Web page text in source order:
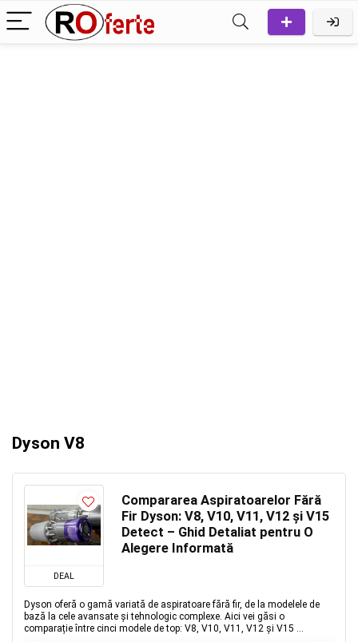
Dyson V8
DEAL
Compararea Aspiratoarelor Fără
Fir Dyson: V8, V10, V11, V12 și V15
Detect – Ghid Detaliat pentru O
Alegere Informată
Dyson oferă o gamă variată de aspiratoare fără fir, de la modelele de
bază la cele avansate și tehnologic complexe. Aici vei găsi o
comparație între cinci modele de top: V8, V10, V11, V12 și V15 ...